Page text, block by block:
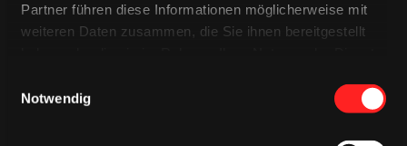
Partner führen diese Informationen möglicherweise mit
weiteren Daten zusammen, die Sie ihnen bereitgestellt
Notwendig
TRIKOTS